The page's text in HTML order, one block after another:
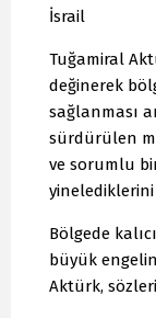
İsrail
Tuğamiral
değinerek
sağlanması
sürdürülen
ve sorumlu
Bölgede
büyük
Aktürk,